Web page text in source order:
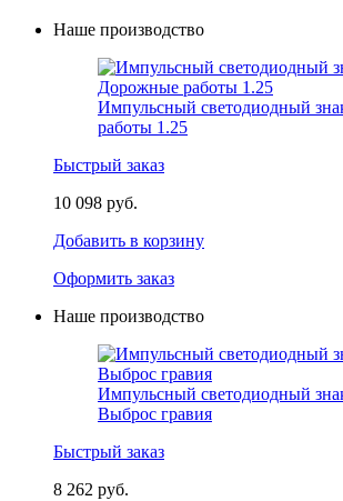
Наше производство
Импульсный светодиодный
работы 1.25
Быстрый заказ
10 098 руб.
Добавить в корзину
Оформить заказ
Наше производство
Импульсный светодиодный
Выброс гравия
Быстрый заказ
8 262 руб.